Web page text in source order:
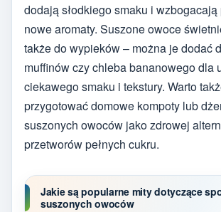
dodają słodkiego smaku i
nowe aromaty. Suszone owoce
także do wypieków – można je dodać
muffinów czy chleba bananowego dla
ciekawego smaku i tekstury. Warto
przygotować domowe kompoty lub
suszonych owoców jako zdrowej
przetworów pełnych cukru.
Jakie są popularne mity dotyczące
suszonych owoców